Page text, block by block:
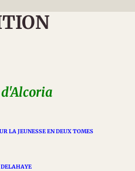
LA JEUNESSE EN DEUX TOMES